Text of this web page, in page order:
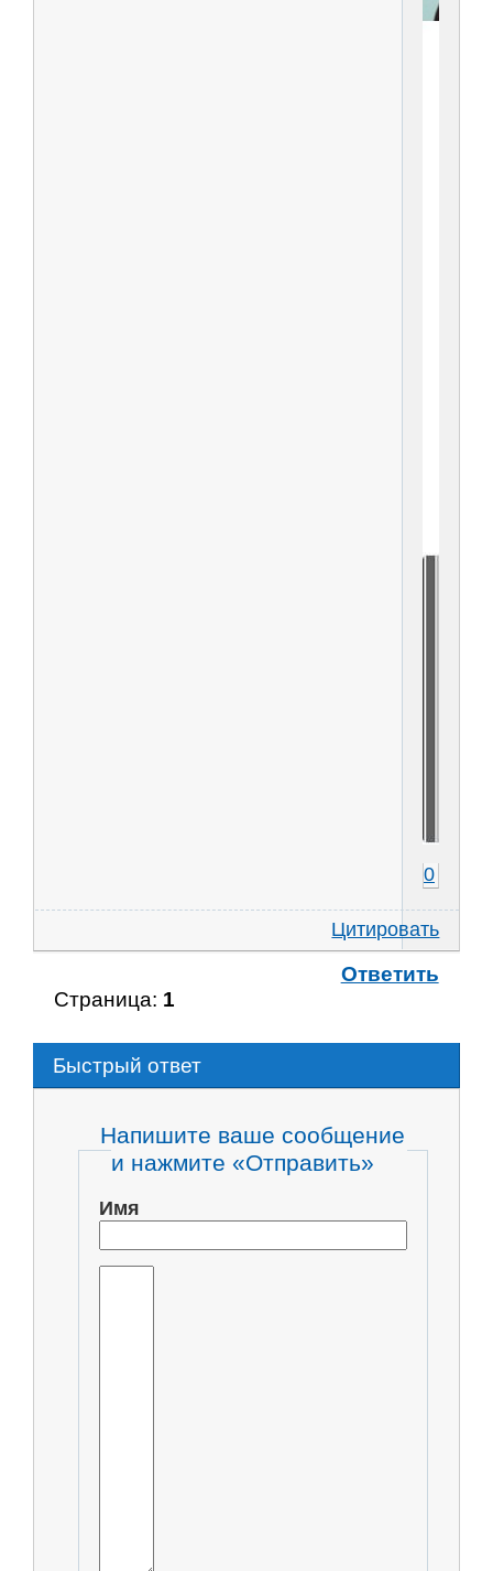
0
Цитировать
Ответить
Страница: 1
Быстрый ответ
Напишите ваше сообщение
и нажмите «Отправить»
Имя